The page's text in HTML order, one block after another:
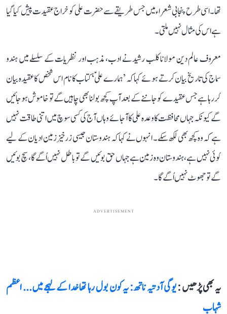
تھا۔ اسی طرح پنجابی شعراء میں جس طریقے سے حضرت علی کو خراج عقیدت پیش کیا گیا
ہے اس کی مثال نہیں ملتی۔
معروف عالم دین مولانا کلب رشید نے ادب، مذہب اور نظریات کے سلسلے میں ہندو
سماج کی تاریخ بیان کرتے ہوئے کہا کہ ’ہمارے علیؑ‘ کتاب کا نام اس شخص کا عقیدہ بیان
کر رہا ہے جس عقیدے کو جاننے کے بعد آپ کچھ بولنا بھی چاہیں گے تو خاموش ہوجائیں
گے کیونکہ جہاں محافظت کا وعدہ علی کا آجائے وہاں آج کی کسی سوچ میں اتنی طاقت نہیں
ہے کہ وہ کچھ بھی لکھ سکے۔ انہوں نے کہا کہ ہندوستان جیسی زرخیز زمین ادیان کے لیے
کوئی نہیں ہے، ہندوستان وہ زمین ہے جہاں حق بوئیں گے تو باطل نہیں اُگے گا، سچ بوئیں
گے تو جھوٹ نہیں اُگے گا۔
ADVERTISEMENT
یہ بھی پڑھیں :یوگی آدتیہ ناتھ: یہ کون بول رہا تھا خدا کے لہجے میں... اعظم
شہاب